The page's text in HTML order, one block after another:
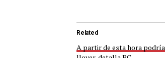
Related
A partir de esta hora podría